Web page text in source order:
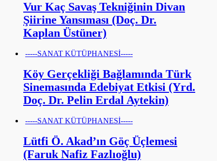
Vur Kaç Savaş Tekniğinin Divan
Şiirine Yansıması (Doç. Dr.
Kaplan Üstüner)
-----SANAT KÜTÜPHANESİ-----
Köy Gerçekliği Bağlamında Türk
Sinemasında Edebiyat Etkisi (Yrd.
Doç. Dr. Pelin Erdal Aytekin)
-----SANAT KÜTÜPHANESİ-----
Lütfi Ö. Akad’ın Göç Üçlemesi
(Faruk Nafiz Fazlıoğlu)